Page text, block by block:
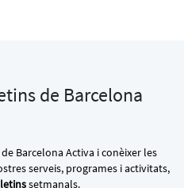
de Barcelona
de Barcelona Activa i conèixer les
serveis, programes i activitats,
setmanals.